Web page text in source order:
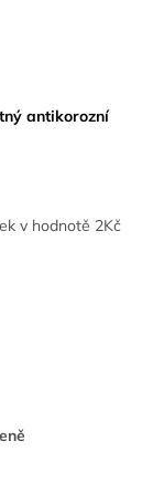
antikorozní
v hodnotě 2Kč